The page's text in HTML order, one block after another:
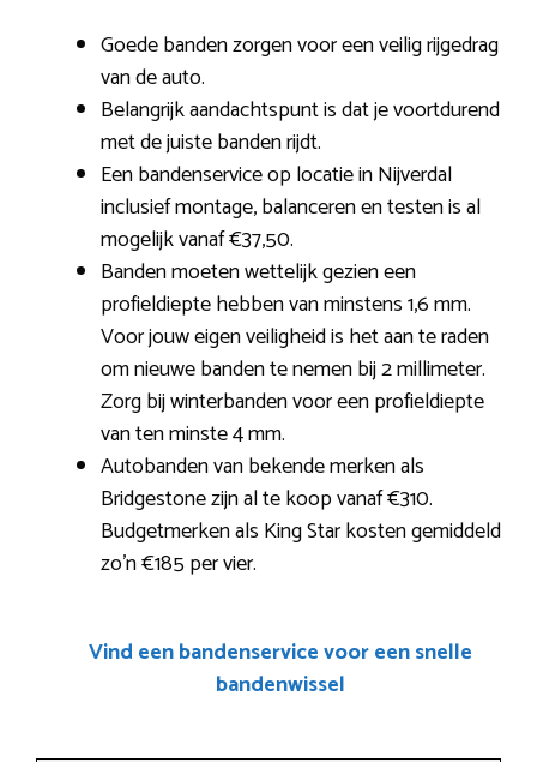
Goede banden zorgen voor een veilig rijgedrag
van de auto.
Belangrijk aandachtspunt is dat je voortdurend
met de juiste banden rijdt.
Een bandenservice op locatie in Nijverdal
inclusief montage, balanceren en testen is al
mogelijk vanaf €37,50.
Banden moeten wettelijk gezien een
profieldiepte hebben van minstens 1,6 mm.
Voor jouw eigen veiligheid is het aan te raden
om nieuwe banden te nemen bij 2 millimeter.
Zorg bij winterbanden voor een profieldiepte
van ten minste 4 mm.
Autobanden van bekende merken als
Bridgestone zijn al te koop vanaf €310.
Budgetmerken als King Star kosten gemiddeld
zo’n €185 per vier.
Vind een bandenservice voor een snelle
bandenwissel